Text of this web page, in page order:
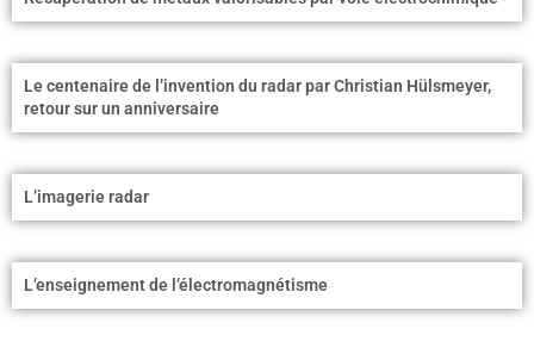
Le centenaire de l’invention du radar par Christian Hülsmeyer,
retour sur un anniversaire
L’imagerie radar
L’enseignement de l’électromagnétisme